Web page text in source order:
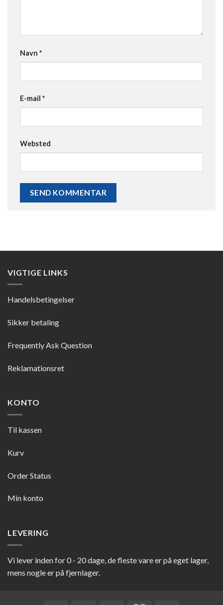
Navn *
E-mail *
Websted
VIGTIGE LINKS
Handelsbetingelser
Sikker betaling
Frequently Ask Question
Reklamationsret
KONTO
Til kassen
Kurv
Order Status
Min konto
LEVERING
Vi lever inden for 0 - 20 dage, de fleste vare er på eget lager,
mens nogle er på fjernlager.